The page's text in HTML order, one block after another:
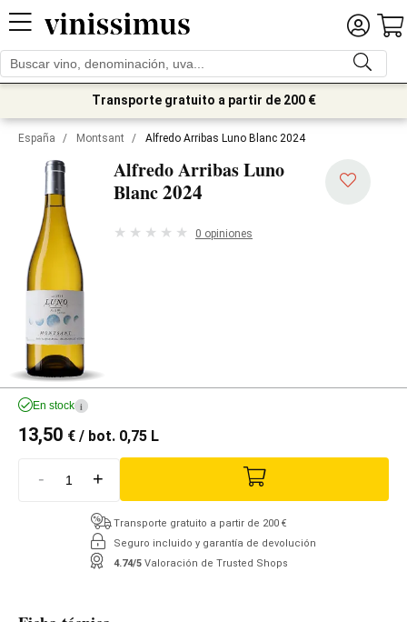
Transporte gratuito a partir de 200 €
España / Montsant / Alfredo Arribas Luno Blanc 2024
Alfredo Arribas Luno
Blanc2024
0 opiniones
En stock i
13,50 € / bot. 0,75 L
- +
Transporte gratuito a partir de 200 €
Seguro incluido y garantía de devolución
4.74/5 Valoración de Trusted Shops